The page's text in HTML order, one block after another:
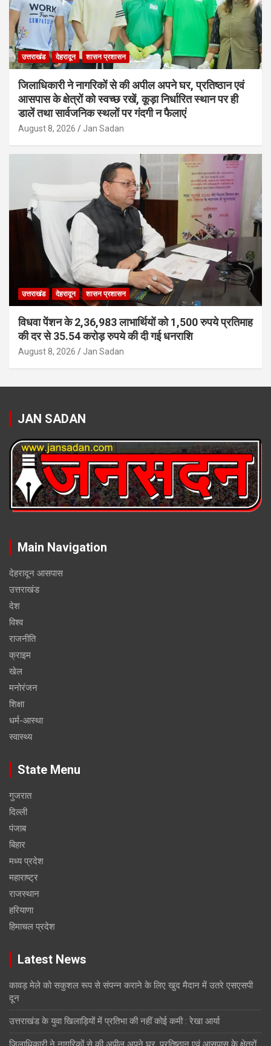
उत्तराखंड देहरादून शासन प्रशासन
जिलाधिकारी ने नागरिकों से की अपील अपने घर, प्रतिष्ठान एवं
आसपास के क्षेत्रों को स्वच्छ रखें, कूड़ा निर्धारित स्थान पर ही
डालें तथा सार्वजनिक स्थलों पर गंदगी न फैलाएं
August 8, 2026 Jan Sadan
उत्तराखंड देहरादून शासन प्रशासन
विधवा पेंशन के 2,36,983 लाभार्थियों को 1,500 रुपये प्रतिमाह
की दर से 35.54 करोड़ रुपये की दी गई धनराशि
August 8, 2026 Jan Sadan
JAN SADAN
Main Navigation
देहरादून आसपास
उत्तराखंड
देश
विश्व
राजनीति
क्राइम
खेल
मनोरंजन
शिक्षा
धर्म-आस्था
स्वास्थ्य
State Menu
गुजरात
दिल्ली
पंजाब
बिहार
मध्य प्रदेश
महाराष्ट्र
राजस्थान
हरियाणा
हिमाचल प्रदेश
Latest News
कावड़ मेले को सकुशल रूप से संपन्न कराने के लिए खुद मैदान में उतरे एसएसपी
दून
उत्तराखंड के युवा खिलाड़ियों में प्रतिभा की नहीं कोई कमी : रेखा आर्या